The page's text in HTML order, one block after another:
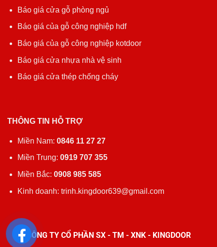
Báo giá cửa gỗ phòng ngủ
Báo giá của gỗ công nghiệp hdf
Báo giá của gỗ công nghiệp kotdoor
Báo giá cửa nhựa nhà vệ sinh
Báo giá cửa thép chống cháy
THÔNG TIN HỖ TRỢ
Miền Nam: 0846 11 27 27
Miền Trung: 0919 707 355
Miền Bắc: 0908 985 585
Kinh doanh: trinh.kingdoor639@gmail.com
CÔNG TY CỔ PHẦN SX - TM - XNK - KINGDOOR